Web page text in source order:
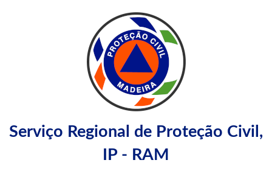
Serviço Regional de Proteção Civil,
IP - RAM